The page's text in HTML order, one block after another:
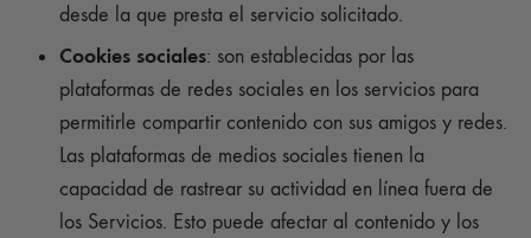
desde la que presta el servicio solicitado.
Cookies sociales: son establecidas por las
plataformas de redes sociales en los servicios para
permitirle compartir contenido con sus amigos y redes.
Las plataformas de medios sociales tienen la
capacidad de rastrear su actividad en línea fuera de
los Servicios. Esto puede afectar al contenido y los